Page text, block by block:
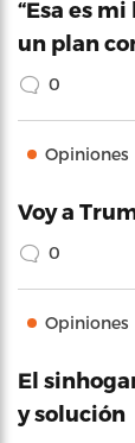
“Esa es
un plan
0
Opiniones
Voy a
0
Opiniones
El
y solución